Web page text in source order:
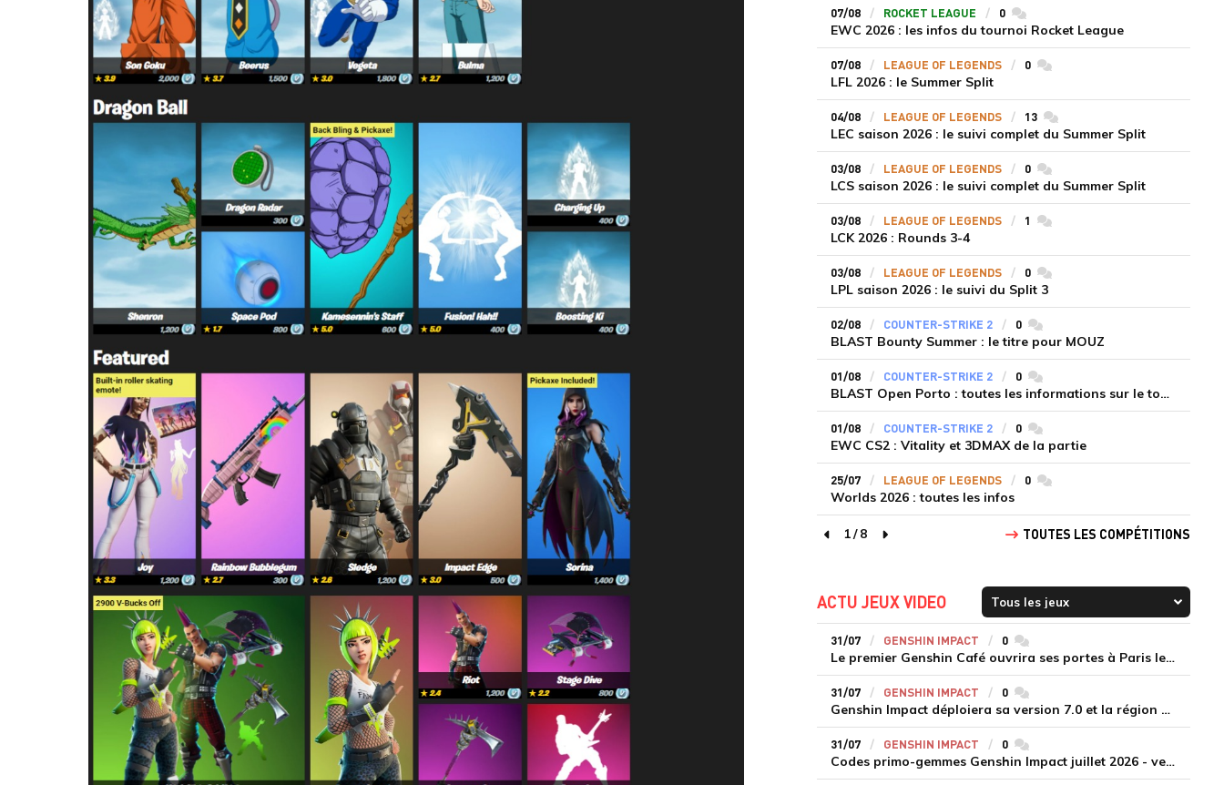
07/08 ROCKET LEAGUE 0commentaires
EWC 2026 : les infos du tournoi Rocket League
07/08 LEAGUE OF LEGENDS 0commentaires
LFL 2026 : le Summer Split
04/08 LEAGUE OF LEGENDS 13commentaires
LEC saison 2026 : le suivi complet du Summer Split
03/08 LEAGUE OF LEGENDS 0commentaires
LCS saison 2026 : le suivi complet du Summer Split
03/08 LEAGUE OF LEGENDS 1 commentaires
LCK 2026 : Rounds 3-4
03/08 LEAGUE OF LEGENDS 0commentaires
LPL saison 2026 : le suivi du Split 3
02/08 COUNTER-STRIKE 2 0commentaires
BLAST Bounty Summer : le titre pour MOUZ
01/08 COUNTER-STRIKE 2 0commentaires
BLAST Open Porto : toutes les informations sur le tournoi
01/08 COUNTER-STRIKE 2 0commentaires
EWC CS2 : Vitality et 3DMAX de la partie
25/07 LEAGUE OF LEGENDS 0commentaires
Worlds 2026 : toutes les infos
page précédente
1/8
page suivante
TOUTES LES COMPÉTITIONS
ACTU JEUX VIDEO
31/07 GENSHIN IMPACT 0commentaires
Le premier Genshin Café ouvrira ses portes à Paris le 14 août
31/07 GENSHIN IMPACT 0commentaires
Genshin Impact déploiera sa version 7.0 et la région de Snezhnaya le 12 août
31/07 GENSHIN IMPACT 0commentaires
Codes primo-gemmes Genshin Impact juillet 2026 - version 7.0